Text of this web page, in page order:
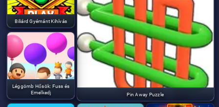
Biliárd Gyémánt Kihívás
Pin Away Puzzle
Léggömb Hősök: Fuss és
Emelkedj